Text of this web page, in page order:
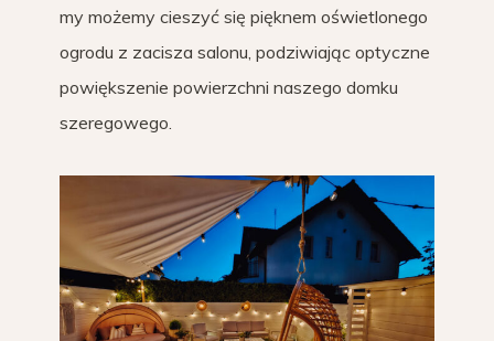
my możemy cieszyć się pięknem oświetlonego
ogrodu z zacisza salonu, podziwiając optyczne
powiększenie powierzchni naszego domku
szeregowego.